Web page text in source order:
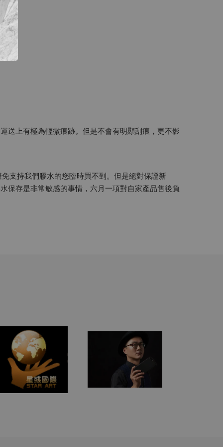
送上有極為輕微痕跡。但是不會有明顯刮痕，更不影
支持我們膠水的您臨時買不到。但是絕對保證新
保存是非常敏感的事情，六月一項對自家產品售後負